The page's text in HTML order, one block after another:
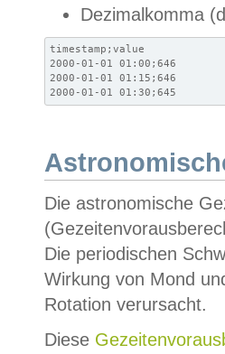
Dezimalkomma
timestamp;value
2000-01-01 01:00;646
2000-01-01 01:15;646
2000-01-01 01:30;645
Die astronomische
Die periodischen
Wirkung von Mond
Rotation verursacht.
Diese